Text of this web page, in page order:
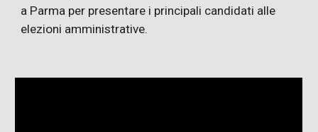
a Parma per presentare i principali candidati alle
elezioni amministrative.